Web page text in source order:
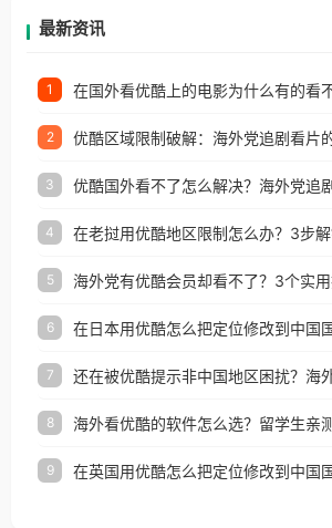
最新资讯
1
2
3
4
5
6
7
8
9